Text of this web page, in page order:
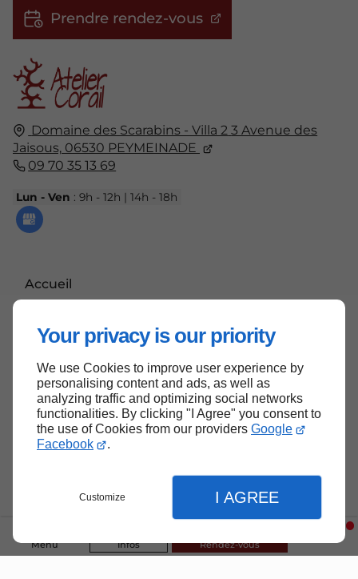
Your privacy is our priority
We use Cookies to improve user experience by
personalising content and ads, as well as
analyzing traffic and optimizing social networks
functionalities. By clicking "I Agree" you consent to
the use of Cookies from our providers Google
Facebook
.
Customize I AGREE
Menu Infos Rendez-vous
Domaine des Scarabins - Villa 2 3 Avenue des
Jaisous, 06530 PEYMEINADE
09 70 35 13 69
Lun - Ven : 9h - 12h | 14h - 18h
Accueil
Mentions légales
Plan du site
Prendre rendez-vous
Haut de page